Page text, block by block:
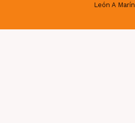
León A Marín